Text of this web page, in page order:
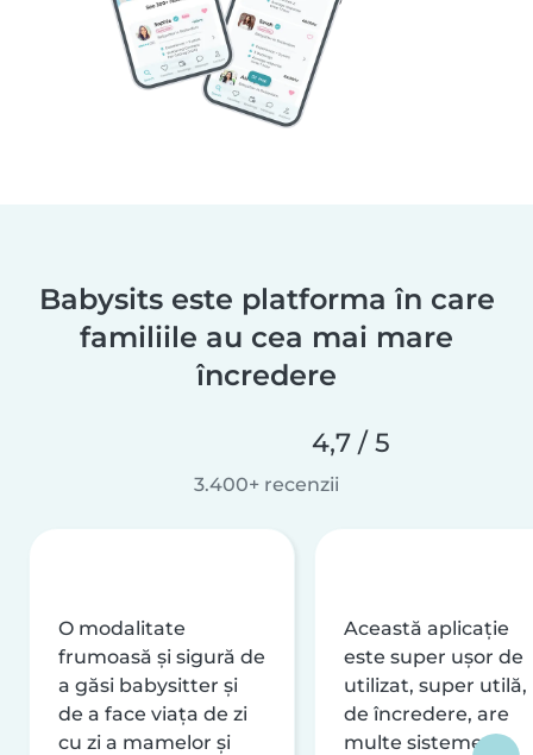
Babysits este platforma în care
familiile au cea mai mare
încredere
4,7 / 5
3.400+ recenzii
O modalitate
frumoasă și sigură de
a găsi babysitter și
de a face viața de zi
cu zi a mamelor și
Această aplicație
este super ușor de
utilizat, super utilă,
de încredere, are
multe sisteme de